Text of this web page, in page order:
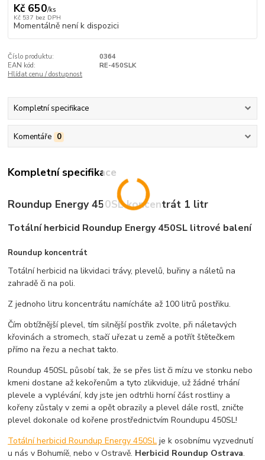
Kč 650/ks
Kč 537 bez DPH
Momentálně není k dispozici
Číslo produktu:
0364
EAN kód:
RE-450SLK
Hlídat cenu / dostupnost
Kompletní specifikace
Komentáře 0
Kompletní specifikace
Roundup Energy 450SL koncentrát 1 litr
Totální herbicid Roundup Energy 450SL litrové balení
Roundup koncentrát
Totální herbicid na likvidaci trávy, plevelů, buřiny a náletů na
zahradě či na poli.
Z jednoho litru koncentrátu namícháte až 100 litrů postřiku.
Čím obtížnější plevel, tím silnější postřik zvolte, při náletavých
křovinách a stromech, stačí uřezat u země a potřít štětečkem
přímo na řezu a nechat takto.
Roundup 450SL působí tak, že se přes list či mízu ve stonku nebo
kmeni dostane až kekořenům a tyto zlikviduje, už žádné trhání
plevele a vyplévání, kdy jste jen odtrhli horní část rostliny a
kořeny zůstaly v zemi a opět obrazily a plevel dále rostl, zničte
plevel dokonale od kořene prostřednictvím Roundupu 450SL!
Totální herbicid Roundup Energy 450SL je k osobnímu vyzvednutí
u nás v Bohumíě, nebo v Ostravě. Herbicid Roundup Ostrava.